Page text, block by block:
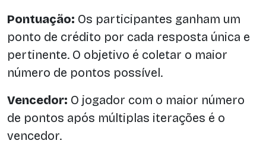
Pontuação: Os participantes ganham um
ponto de crédito por cada resposta única e
pertinente. O objetivo é coletar o maior
número de pontos possível.
Vencedor: O jogador com o maior número
de pontos após múltiplas iterações é o
vencedor.